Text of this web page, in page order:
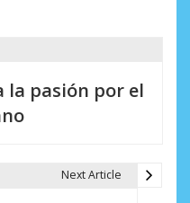
la pasión por el
Next Article